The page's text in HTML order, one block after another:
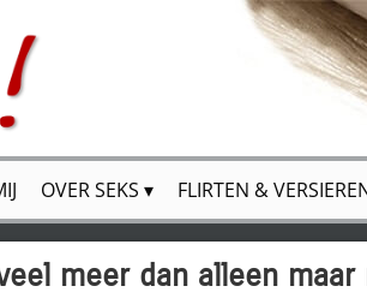
OVER SEKS FLIRTEN &
meer dan alleen maar